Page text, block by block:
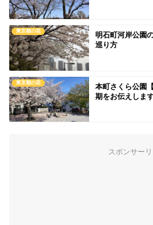
東京都の花
明石町河岸公園
巡り方
東京都の花
本町さくら公園
期をお伝えします
スポンサー